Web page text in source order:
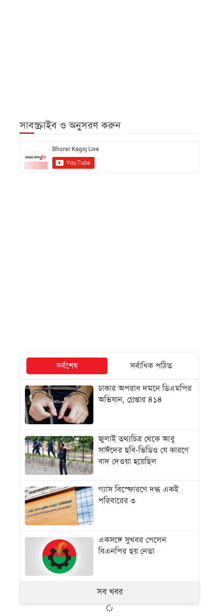
সাবস্ক্রাইব ও অনুসরণ করুন
সর্বশেষ
সর্বাধিক পঠিত
ঢাকার অপরাধ দমনে ডিএমপির
অভিযান, গ্রেপ্তার ৪১৪
জুলাই তথ্যচিত্র থেকে আবু
সাঈদের ছবি-ভিডিও যে কারণে
বাদ দেওয়া হয়েছিল
গ্যাস বিস্ফোরণে দগ্ধ একই
পরিবারের ৩
একসঙ্গে সুখবর পেলেন
বিএনপির ছয় নেতা
সব খবর